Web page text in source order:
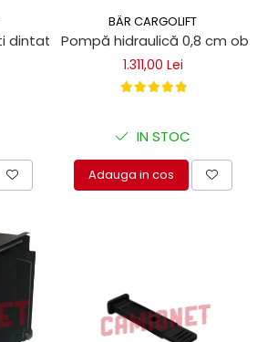
dintate 1,25 cm Bar Cargolift
BÄR CARGOLIFT
Pompă hidraulică 0,8 cm
1.311,00 Lei
IN STOC
Adauga in cos